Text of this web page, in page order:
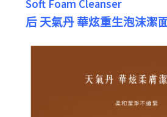
Soft Foam Cleanser
后 天氣丹 華炫重生泡沫潔